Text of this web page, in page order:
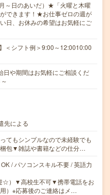
～日のあいだ）★「火曜と木曜
できます！★お仕事ゼロの週が
日、お休みの希望はお気軽にご
＜シフト例＞9:00～12:0010:00
や期間はお気軽にご相談くだ
先による
てもシンプルなので未経験でも
包▼雑誌や書籍などの仕分…
/ パソコンスキル不要 / 英語力
☆）▼高校生不可▼携帯電話をお
）※応募後のご連絡はメ…